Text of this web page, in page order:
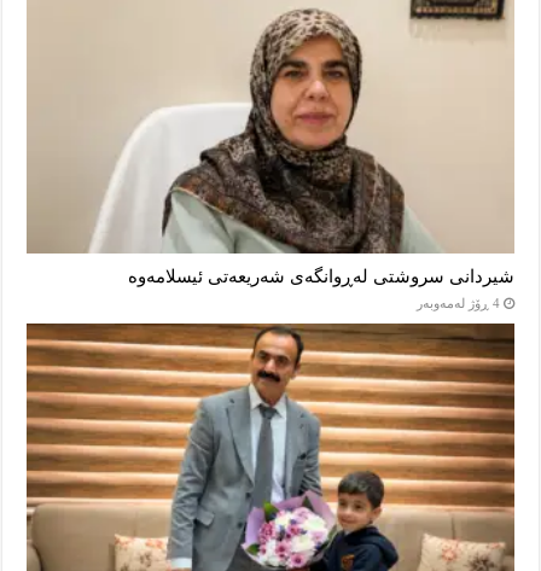
شیردانی سروشتی لەڕوانگەی شەریعەتی ئیسلامەوە
4 ڕۆژ لەمەوبەر